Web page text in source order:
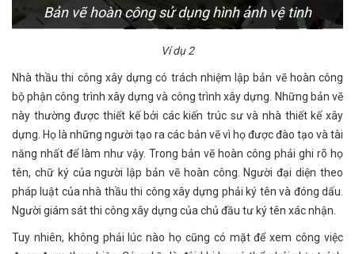
Bản vẽ hoàn công sử dụng hình ảnh vệ tinh
Ví dụ 2
Nhà thầu thi công xây dựng có trách nhiệm lập bản vẽ hoàn công
bộ phận công trình xây dựng và công trình xây dựng. Những bản vẽ
này thường được thiết kế bởi các kiến ​​trúc sư và nhà thiết kế xây
dựng. Họ là những người tạo ra các bản vẽ vì họ được đào tạo và tài
năng nhất để làm như vậy. Trong bản vẽ hoàn công phải ghi rõ họ
tên, chữ ký của người lập bản vẽ hoàn công. Người đại diện theo
pháp luật của nhà thầu thi công xây dựng phải ký tên và đóng dấu.
Người giám sát thi công xây dựng của chủ đầu tư ký tên xác nhận.
Tuy nhiên, không phải lúc nào họ cũng có mặt để xem công việc